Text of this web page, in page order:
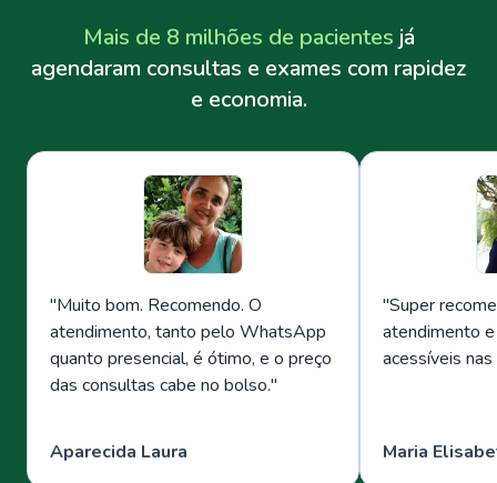
Mais de 8 milhões de pacientes já
agendaram consultas e exames com rapidez
e economia.
"Muito bom. Recomendo. O
atendimento, tanto pelo WhatsApp
quanto presencial, é ótimo, e o preço
das consultas cabe no bolso."
Aparecida Laura
"Super
atendimento
acessíveis
Maria